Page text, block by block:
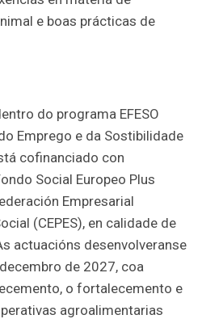
e boas prácticas de
do programa EFESO
Emprego e da Sostibilidade
cofinanciado con
Social Europeo Plus
Empresarial
(CEPES), en calidade de
actuacións desenvolveranse
de 2027, coa
o fortalecemento e
agroalimentarias